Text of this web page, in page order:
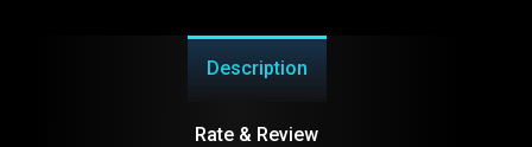
Description
Rate & Review